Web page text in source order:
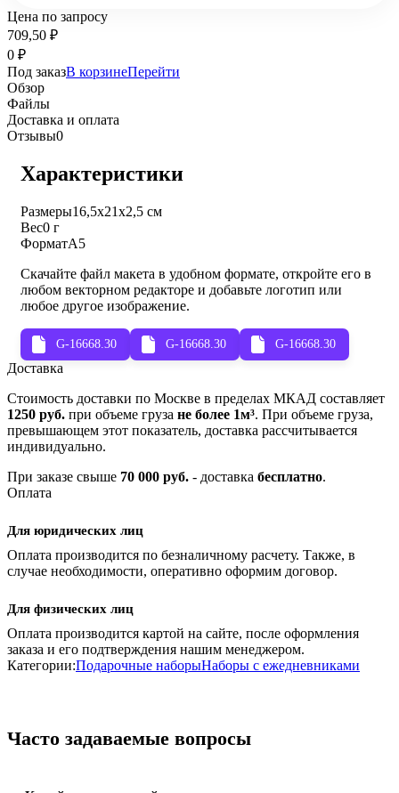
Цена по запросу
709,50 ₽
0 ₽
Под заказВ корзинеПерейти
Обзор
Файлы
Доставка и оплата
Отзывы0
Характеристики
Размеры16,5х21х2,5 см
Вес0 г
ФорматА5
Скачайте файл макета в удобном формате, откройте его в
любом векторном редакторе и добавьте логотип или
любое другое изображение.
G-16668.30 G-16668.30 G-16668.30
Доставка
Стоимость доставки по Москве в пределах МКАД составляет
1250 руб. при объеме груза не более 1м³. При объеме груза,
превышающем этот показатель, доставка рассчитывается
индивидуально.
При заказе свыше 70 000 руб. - доставка бесплатно.
Оплата
Для юридических лиц
Оплата производится по безналичному расчету. Также, в
случае необходимости, оперативно оформим договор.
Для физических лиц
Оплата производится картой на сайте, после оформления
заказа и его подтверждения нашим менеджером.
Категории:Подарочные наборыНаборы с ежедневниками
Часто задаваемые вопросы